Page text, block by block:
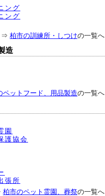
ング
ング
⇒ 柏市の訓練所・しつけの一覧へ
造
ペットフード、用品製造の一覧へ
園
護協会
張所
柏市のペット霊園、葬祭の一覧へ